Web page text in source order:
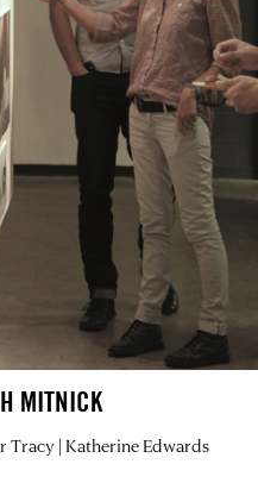
MITNICK
Tracy | Katherine Edwards